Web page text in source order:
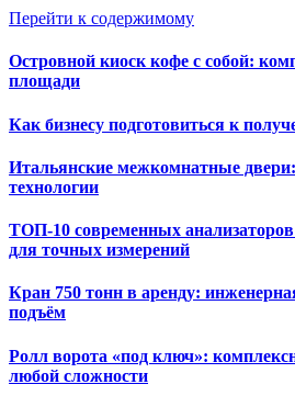
Перейти к содержимому
Островной киоск кофе с собой:
площади
Как бизнесу подготовиться к
Итальянские межкомнатные двери:
технологии
ТОП-10 современных анализаторов
для точных измерений
Кран 750 тонн в аренду:
подъём
Ролл ворота «под ключ»:
любой сложности